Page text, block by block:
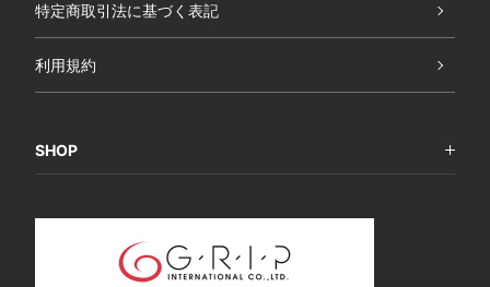
特定商取引法に基づく表記
利用規約
SHOP